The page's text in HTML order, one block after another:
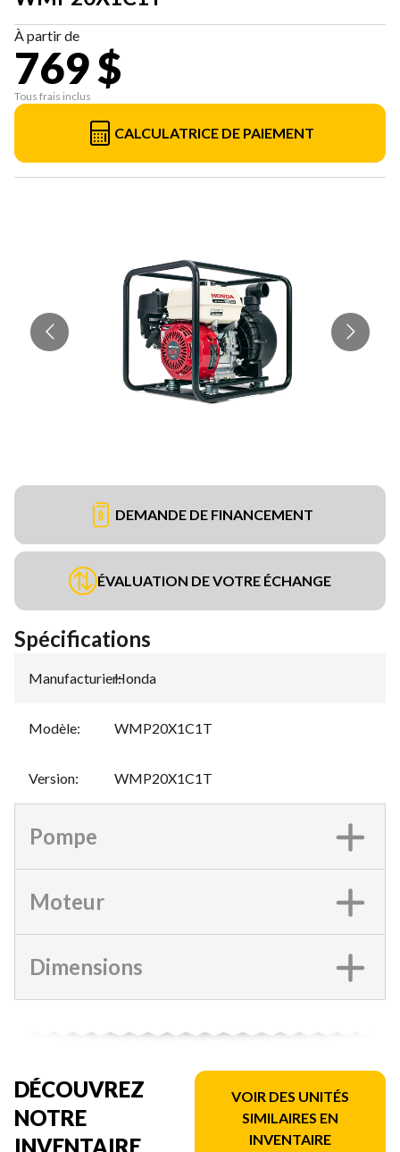
À partir de
769 $
Tous frais inclus
CALCULATRICE DE PAIEMENT
DEMANDE DE FINANCEMENT
ÉVALUATION DE VOTRE ÉCHANGE
Spécifications
Manufacturier:
Honda
Modèle: WMP20X1C1T
Version: WMP20X1C1T
Pompe
Moteur
Dimensions
DÉCOUVREZ
NOTRE
INVENTAIRE
VOIR DES UNITÉS
SIMILAIRES EN
INVENTAIRE